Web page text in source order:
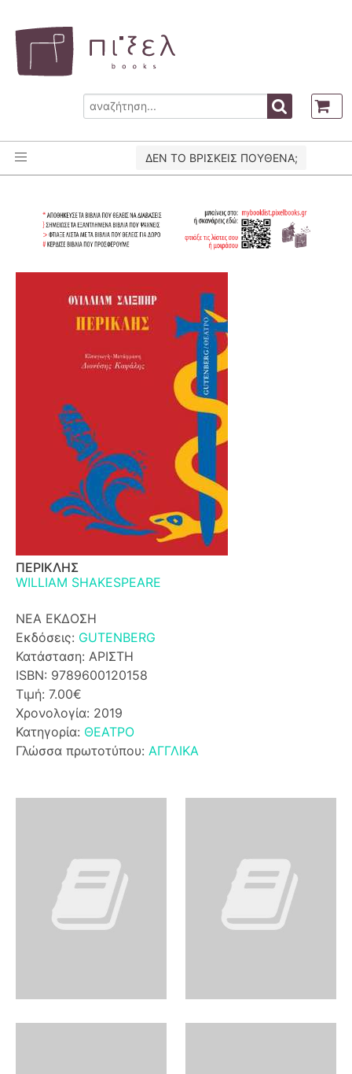
ΔΕΝ ΤΟ ΒΡΙΣΚΕΙΣ ΠΟΥΘΕΝΑ;
ΠΕΡΙΚΛΗΣ
WILLIAM SHAKESPEARE
ΝΕΑ ΕΚΔΟΣΗ
Εκδόσεις: GUTENBERG
Κατάσταση: ΑΡΙΣΤΗ
ISBN: 9789600120158
Τιμή: 7.00€
Χρονολογία: 2019
Κατηγορία: ΘΕΑΤΡΟ
Γλώσσα πρωτοτύπου: ΑΓΓΛΙΚΑ